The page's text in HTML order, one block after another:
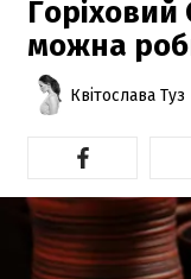
можна
Квітослава Туз